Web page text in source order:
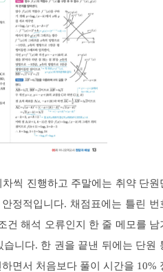
씩 진행하고 주말에는 취약 단원
정적입니다. 채점표에는 틀린 번
건 해석 오류인지 한 줄 메모를 남
니다. 한 권을 끝낸 뒤에는 단원
면서 처음보다 풀이 시간을 10%